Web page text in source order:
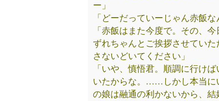
ー」
「どーだっていーじゃん赤飯
「赤飯はまた今度で。その、
ずれちゃんとご挨拶させてい
さないどいてください」
「いや、慎悟君。順調に行け
いたからな。……しかし本当に
の娘は融通の利かないから、